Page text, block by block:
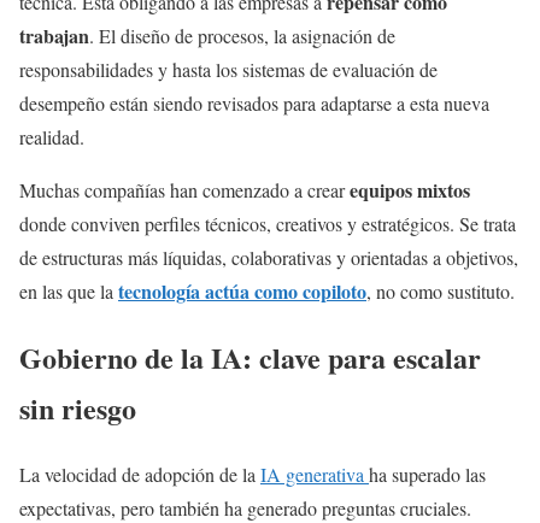
trabajan. El diseño de procesos, la asignación de
responsabilidades y hasta los sistemas de evaluación de
desempeño están siendo revisados para adaptarse a esta nueva
realidad.
Muchas compañías han comenzado a crearequipos mixtos
donde conviven perfiles técnicos, creativos y estratégicos. Se trata
de estructuras más líquidas, colaborativas y orientadas a objetivos,
en las que latecnología actúa como copiloto, no como sustituto.
Gobierno de la IA: clave para escalar
sin riesgo
La velocidad de adopción de la IA generativa ha superado las
expectativas, pero también ha generado preguntas cruciales.